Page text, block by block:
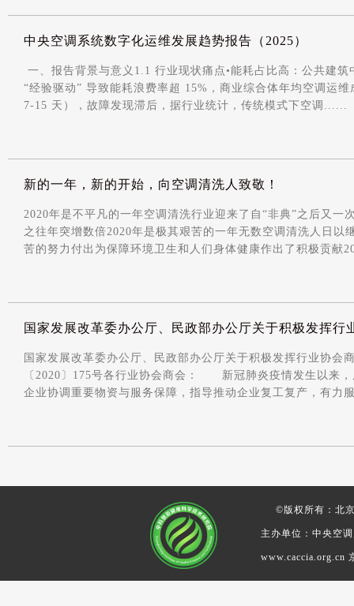
中央空调系统数字化运维发展趋势报告（2025）
一、报告背景与意义1.1 行业现状痛点•能耗占比高：公共建
“经验驱动” 导致能耗浪费率超 15%，商业综合体年均空调运
7-15 天），故障发现滞后，据行业统计，传统模式下空调......
新的一年，新的开始，向空调清洗人致敬！
2020年是不平凡的一年空调清洗行业迎来了自“非典”之后又
之往年突增数倍2020年是极其艰苦的一年无数空调清洗人日
苦的努力付出为保障环境卫生和人们身体健康作出了积极贡献
国家发展改革委办公厅、民政部办公厅关于积极发挥
国家发展改革委办公厅、民政部办公厅关于积极发挥行业协会
〔2020〕175号各行业协会商会： 新冠肺炎疫情发生以来
企业协调重要物资与服务保障，指导推动企业复工复产，有力
©版权所有：北
主办单位：中央空
www.caccia.org.cn